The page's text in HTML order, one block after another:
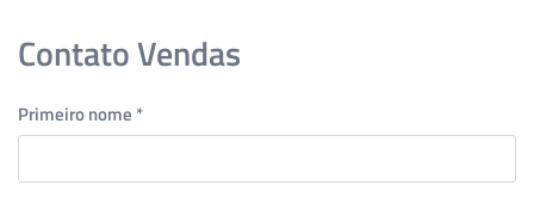
Contato Vendas
Primeiro nome *